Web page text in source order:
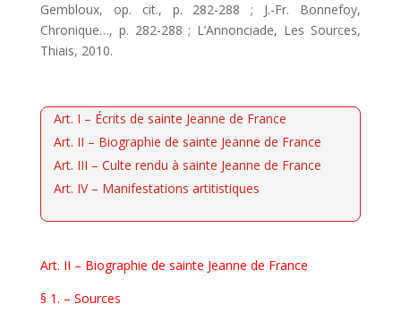
Gembloux, op. cit., p. 282-288 ; J.-Fr. Bonnefoy,
Chronique…, p. 282-288 ; L’Annonciade, Les Sources,
Thiais, 2010.
Art. I – Écrits de sainte Jeanne de France
Art. II – Biographie de sainte Jeanne de France
Art. III – Culte rendu à sainte Jeanne de France
Art. IV – Manifestations artitistiques
Art. II – Biographie de sainte Jeanne de France
§ 1. – Sources